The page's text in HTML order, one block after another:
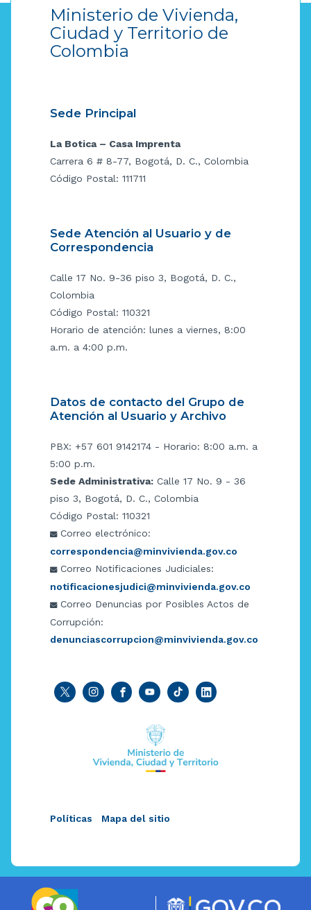
Ministerio de Vivienda,
Ciudad y Territorio de
Colombia
Sede Principal
La Botica – Casa Imprenta
Carrera 6 # 8-77, Bogotá, D. C., Colombia
Código Postal: 111711
Sede Atención al Usuario y de
Correspondencia
Calle 17 No. 9-36 piso 3, Bogotá, D. C.,
Colombia
Código Postal: 110321
Horario de atención: lunes a viernes, 8:00
a.m. a 4:00 p.m.
Datos de contacto del Grupo de
Atención al Usuario y Archivo
PBX: +57 601 9142174 - Horario: 8:00 a.m. a
5:00 p.m.
Sede Administrativa: Calle 17 No. 9 - 36
piso 3, Bogotá, D. C., Colombia
Código Postal: 110321
Correo electrónico:
correspondencia@minvivienda.gov.co
Correo Notificaciones Judiciales:
notificacionesjudici@minvivienda.gov.co
Correo Denuncias por Posibles Actos de
Corrupción:
denunciascorrupcion@minvivienda.gov.co
Políticas Mapa del sitio